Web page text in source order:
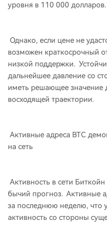
уровня в 110 000 долларов.
Однако, если цене не
возможен краткосрочный
низкой поддержки.
дальнейшее давление со
иметь решающее значение
восходящей траектории.
Активные адреса BTC
на сеть
Активность в сети
бычий прогноз. Активные
за последнюю неделю, что
активность со стороны